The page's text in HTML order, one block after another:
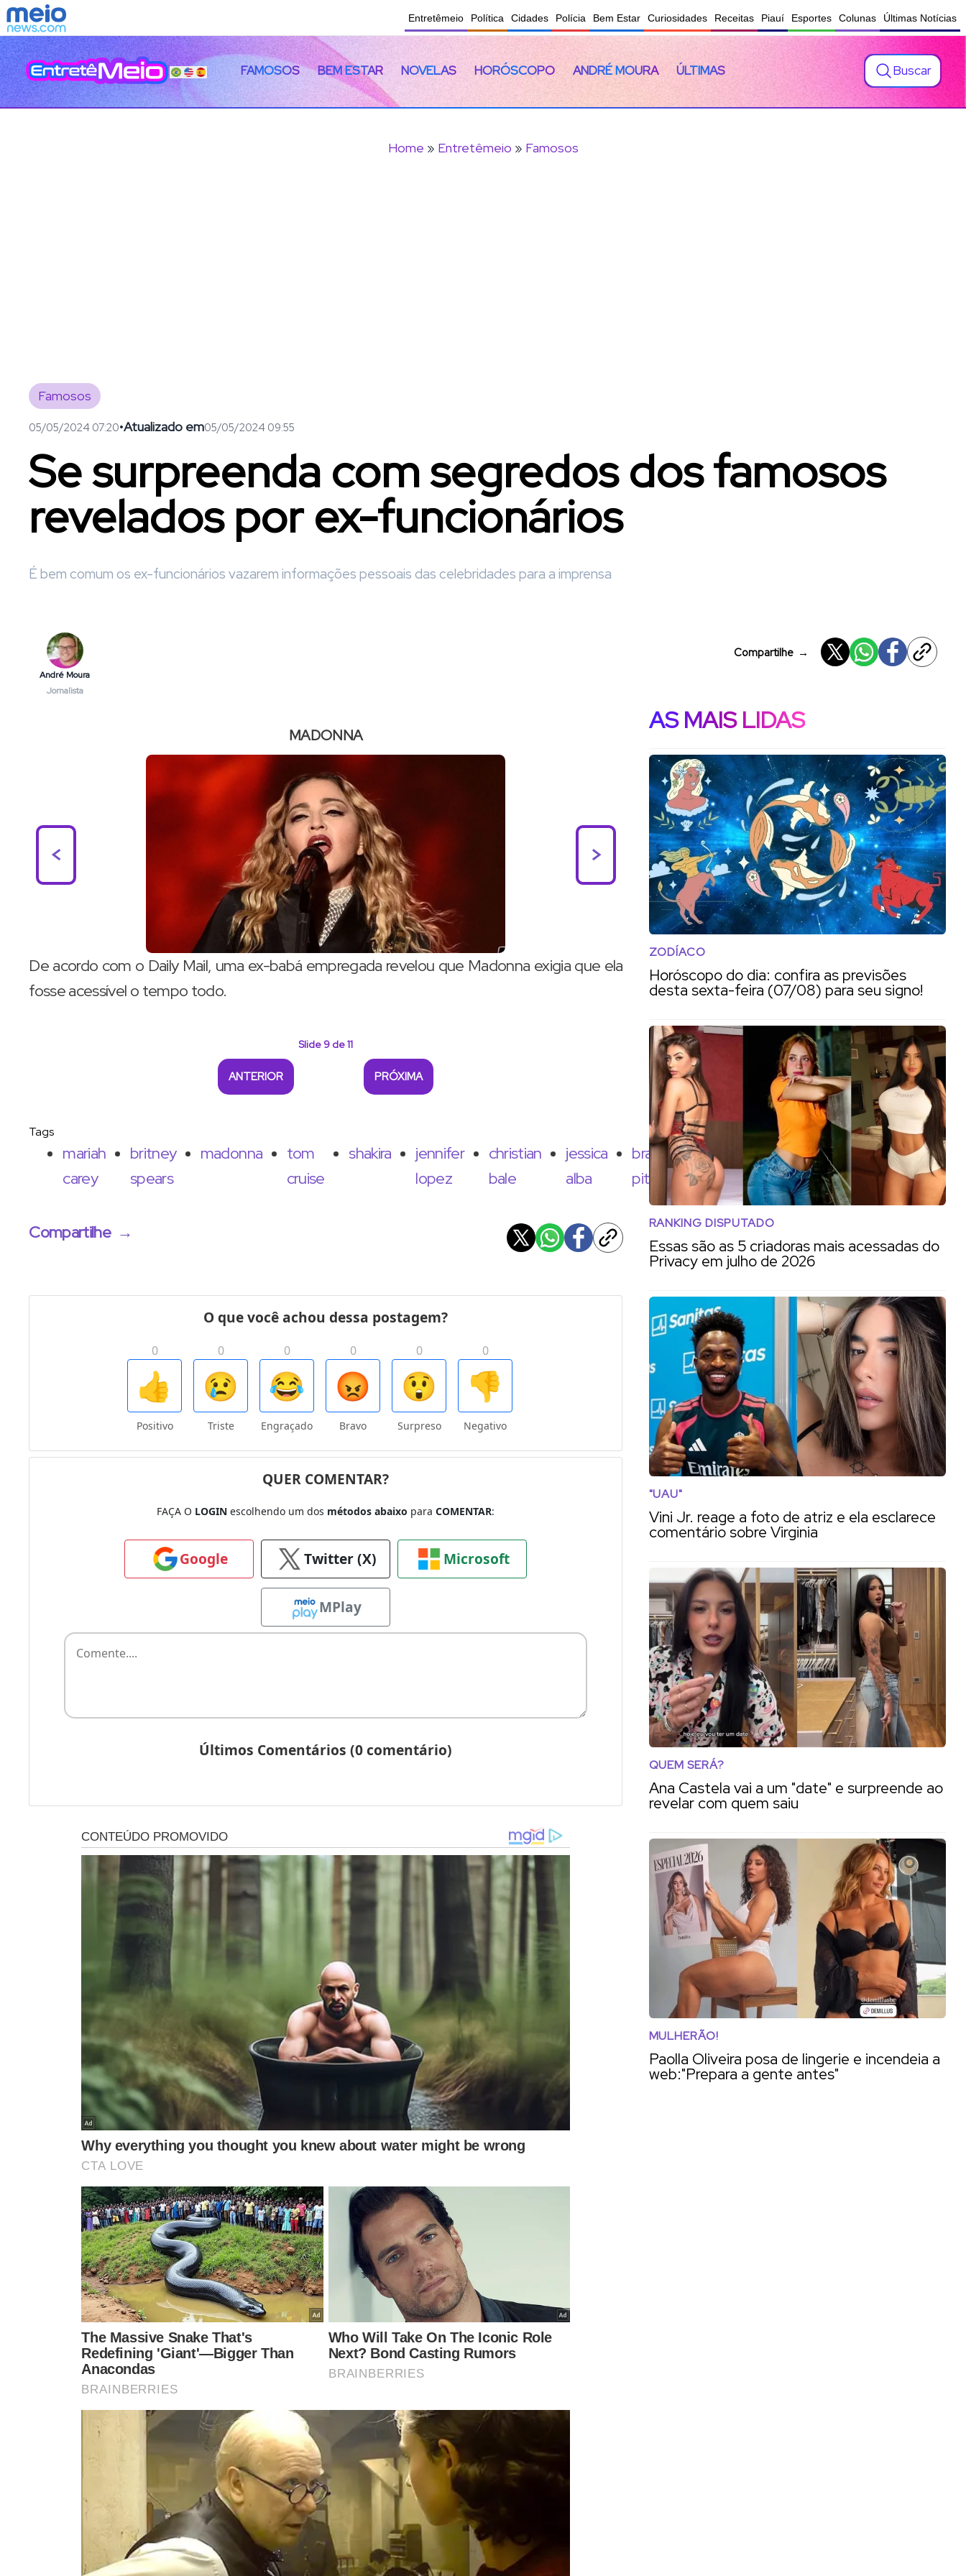
Entretêmeio Política Cidades Polícia Bem Estar Curiosidades Receitas Piauí Esportes Colunas Últimas Notícias
FAMOSOS BEM ESTAR NOVELAS HORÓSCOPO ANDRÉ MOURA ÚLTIMAS Buscar
Home » Entretêmeio » Famosos
Famosos
05/05/2024 07:20•Atualizado em05/05/2024 09:55
Se surpreenda com segredos dos famosos
revelados por ex-funcionários
É bem comum os ex-funcionários vazarem informações pessoais das celebridades para a imprensa
André Moura
Jornalista
Compartilhe →
MADONNA
< >
De acordo com o Daily Mail, uma ex-babá empregada revelou que Madonna exigia que ela
fosse acessível o tempo todo.
Slide 9 de 11
ANTERIOR PRÓXIMA
Tags
mariah
carey
britney
spears
madonna
tom
cruise
shakira
jennifer
lopez
christian
bale
jessica
alba
brad
pitt
angelina
jolie
kristen
stewart
olivia
wilde
Compartilhe →
AS MAIS LIDAS
ZODÍACO
Horóscopo do dia: confira as previsões
desta sexta-feira (07/08) para seu signo!
RANKING DISPUTADO
Essas são as 5 criadoras mais acessadas do
Privacy em julho de 2026
"UAU"
Vini Jr. reage a foto de atriz e ela esclarece
comentário sobre Virginia
QUEM SERÁ?
Ana Castela vai a um "date" e surpreende ao
revelar com quem saiu
MULHERÃO!
Paolla Oliveira posa de lingerie e incendeia a
web:"Prepara a gente antes"